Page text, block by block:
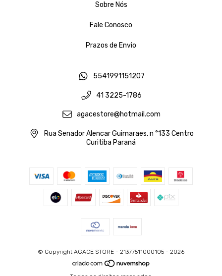
Sobre Nós
Fale Conosco
Prazos de Envio
5541991151207
41 3225-1786
agacestore@hotmail.com
Rua Senador Alencar Guimaraes, n °133 Centro
Curitiba Paraná
© Copyright AGACE STORE - 21377511000105 - 2026